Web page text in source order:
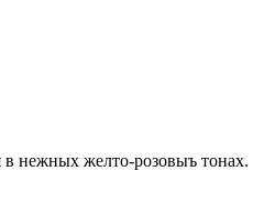
нежных желто-розовыъ тонах.